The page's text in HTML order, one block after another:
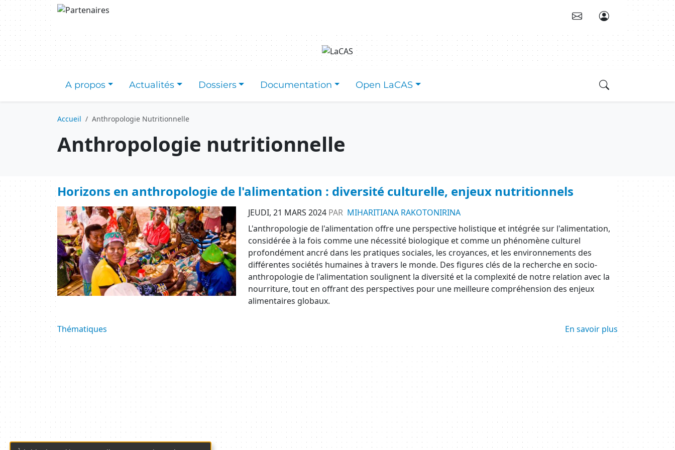
Aller au contenu principal
A propos Actualités Dossiers Documentation Open LaCAS
Accueil Anthropologie Nutritionnelle
Anthropologie nutritionnelle
Horizons en anthropologie de l'alimentation : diversité culturelle, enjeux nutritionnels
Image JEUDI, 21 MARS 2024 PAR MIHARITIANA RAKOTONIRINA
L'anthropologie de l'alimentation offre une perspective holistique et intégrée sur l'alimentation,
considérée à la fois comme une nécessité biologique et comme un phénomène culturel
profondément ancré dans les pratiques sociales, les croyances, et les environnements des
différentes sociétés humaines à travers le monde. Des figures clés de la recherche en socio-
anthropologie de l'alimentation soulignent la diversité et la complexité de notre relation avec la
nourriture, tout en offrant des perspectives pour une meilleure compréhension des enjeux
alimentaires globaux.
Thématiques En savoir plus